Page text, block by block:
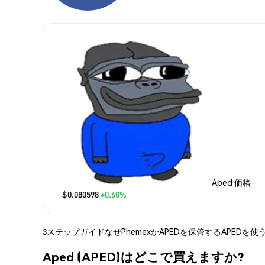
Aped 価格
$0.080598+0.60%
3ステップガイドなぜPhemexかAPEDを保管するAPEDを使う
Aped (APED)はどこで買えますか?